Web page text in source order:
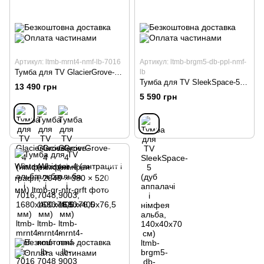
Артикул: ltmb-mrnt4-nmf-lb-7016
Тумба для TV GlacierGrove-4 (німфея альба і 7016, 1680х400х76,5 мм)
13 490 грн
Артикул: ltmb-brgm5-db-ppl-nmf-
lb
Тумба для TV SleekSpace-5 (дуб аппалачі і німфея альба, 140х40х70 см)
5 590 грн